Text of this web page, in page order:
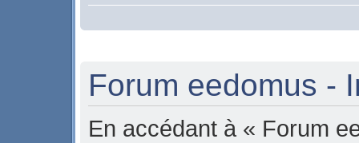
Forum eedomus -
En accédant à « Forum